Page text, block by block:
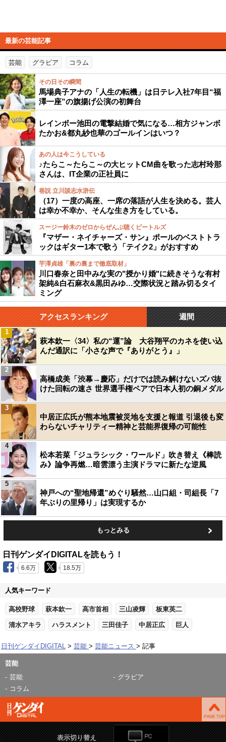
最新の芸能記事
芸能 グラビア コラム
その日その瞬間
馬場典子アナの「人生の転機」は日テレ入社7年目“福
澤一座”の旗揚げ公演の初舞台
レインボー池田の電撃結婚で気になる…相方ジャンボ
たかお&都丸紗也華のゴールインはいつ？
あの人は今こうしている
♪たらこ～たらこ～の大ヒットCM曲を歌った志村玲那
さんは、IT企業の正社員に
巷説 立川談志水滸伝
（17）一度の高座、一席の落語が人生を決める。芸人
は幸か不幸か、そんな生き方をしている。
スージー鈴木のゼロからぜんぶ聴くビートルズ
『マザー・ネイチャーズ・サン』ポールのベストトラ
ックはギター1本で歌う「テイク2」がおすすめ
芋澤貞雄「裏の裏まで徹底取材」
川口春奈と田中みな実の"授かり婚"に続きそうな有村
架純&白石麻衣&黒田みゆ…交際状況と踏み切るタイ
ミング
アクセスランキング 週間
萩本欽一〈34〉私の“運”論 大谷翔平のカネを使い込
んだ通訳に「小さな声で『ありがとう』」
1
高橋成美「渋幕→慶応」だけでは読み解けないズバ抜
けた回転の速さ 世界選手権ペアで日本人初の銅メダル
2
中居正広氏が熊本地震被災地を支援と報道 引退後も変
わらないチャリティー精神と芸能界復帰の可能性
3
松本若菜「ジュラシック・ワールド」吹き替え《棒読
み》論争再燃…暗雲漂う主演ドラマに新たな逆風
4
神戸への“聖地帰還”めぐり騒然…山口組・司組長「7
年ぶりの里帰り」は実現するか
5
もっとみる
日刊ゲンダイDIGITALを読もう！
6.6万 18.5万
人気キーワード
高校野球 萩本欽一 高市首相 三山凌輝 板東英二
清水アキラ ハラスメント 三田佳子 中居正広 巨人
日刊ゲンダイDIGITAL 芸能 芸能ニュース 記事
芸能
芸能
グラビア
コラム
表示切り替え